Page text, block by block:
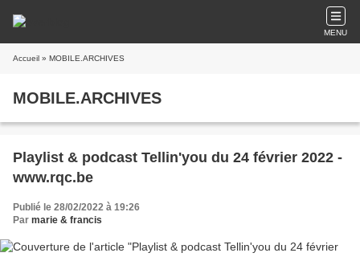
MENU
Accueil » MOBILE.ARCHIVES
MOBILE.ARCHIVES
Playlist & podcast Tellin'you du 24 février 2022 -
www.rqc.be
Publié le 28/02/2022 à 19:26
Par marie & francis